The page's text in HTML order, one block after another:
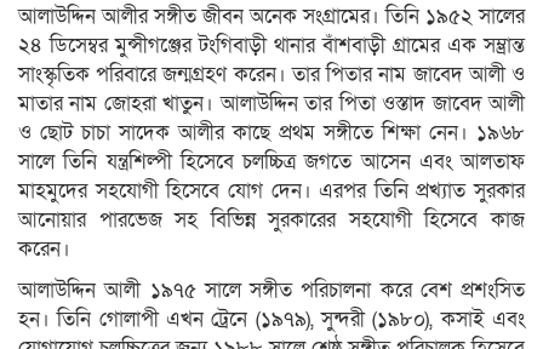
আলাউদ্দিন আলীর সঙ্গীত জীবন অনেক সংগ্রামের। তিনি ১৯৫২ সালের
২৪ ডিসেম্বর মুন্সীগঞ্জের টংগিবাড়ী থানার বাঁশবাড়ী গ্রামের এক সম্ভ্রান্ত
সাংস্কৃতিক পরিবারে জন্মগ্রহণ করেন। তার পিতার নাম জাবেদ আলী ও
মাতার নাম জোহরা খাতুন। আলাউদ্দিন তার পিতা ওস্তাদ জাবেদ আলী
ও ছোট চাচা সাদেক আলীর কাছে প্রথম সঙ্গীতে শিক্ষা নেন। ১৯৬৮
সালে তিনি যন্ত্রশিল্পী হিসেবে চলচ্চিত্র জগতে আসেন এবং আলতাফ
মাহমুদের সহযোগী হিসেবে যোগ দেন। এরপর তিনি প্রখ্যাত সুরকার
আনোয়ার পারভেজ সহ বিভিন্ন সুরকারের সহযোগী হিসেবে কাজ
করেন।
আলাউদ্দিন আলী ১৯৭৫ সালে সঙ্গীত পরিচালনা করে বেশ প্রশংসিত
হন। তিনি গোলাপী এখন ট্রেনে (১৯৭৯), সুন্দরী (১৯৮০), কসাই এবং